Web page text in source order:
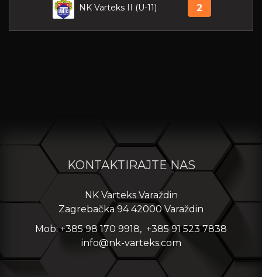
NK Varteks II (U-11) 2
KONTAKTIRAJTE NAS
NK Varteks Varaždin
Zagrebačka 94 42000 Varaždin
Mob: +385 98 170 9918, +385 91 523 7838
info@nk-varteks.com